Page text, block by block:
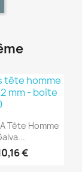
rapide
Tête Homme
€